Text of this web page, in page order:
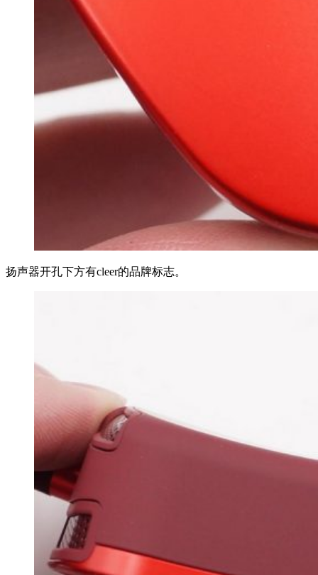
扬声器开孔下方有cleer的品牌标志。